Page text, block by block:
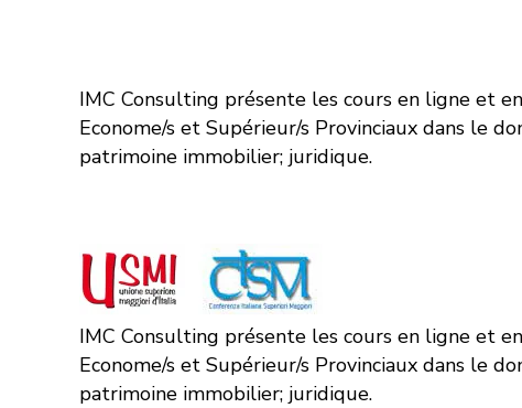
IMC Consulting présente les cours en ligne et
Econome/s et Supérieur/s Provinciaux dans le
patrimoine immobilier; juridique.
IMC Consulting présente les cours en ligne et
Econome/s et Supérieur/s Provinciaux dans le
patrimoine immobilier; juridique.